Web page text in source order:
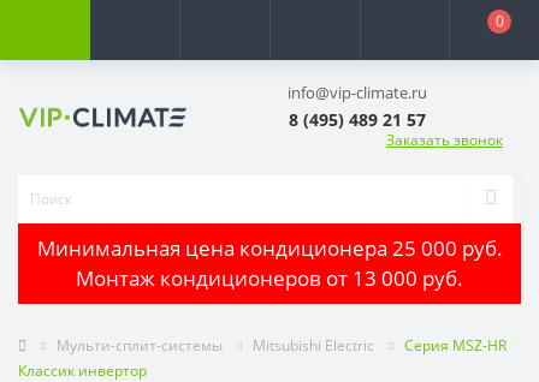
0
info@vip-climate.ru
8 (495) 489 21 57
Заказать звонок
Минимальная цена кондиционера 25 000 руб.
Монтаж кондиционеров от 13 000 руб.
Мульти-сплит-системы Mitsubishi Electric
Серия MSZ-HR
Классик инвертор